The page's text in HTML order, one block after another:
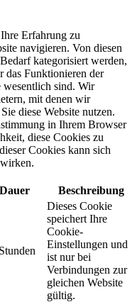
Erfahrung zu
navigieren. Von diesen
kategorisiert werden,
das Funktionieren der
wesentlich sind. Wir
mit denen wir
diese Website nutzen.
in Ihrem Browser
diese Cookies zu
Cookies kann sich
Dauer Beschreibung
Dieses Cookie
speichert Ihre
Cookie-
Einstellungen und
ist nur bei
Verbindungen zur
gleichen Website
gültig.